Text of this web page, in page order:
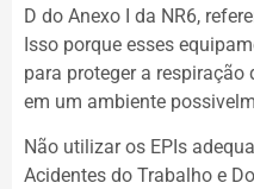
D do Anexo I da NR6,
Isso porque esses
para proteger a
em um ambiente
Não utilizar os EPIs
Acidentes do Trabalho e